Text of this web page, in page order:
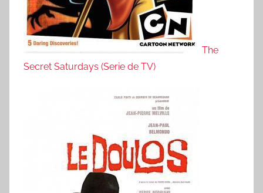
The
Secret Saturdays (Serie de TV)